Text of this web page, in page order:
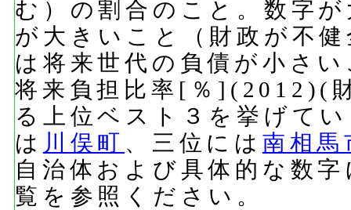
む）の割合のこと。数字
が大きいこと（財政が不
は将来世代の負債が小さ
将来負担比率[％](2012)(
る上位ベスト３を挙げて
は 川俣町 、三位には 南相馬
自治体および具体的な数
覧を参照ください。